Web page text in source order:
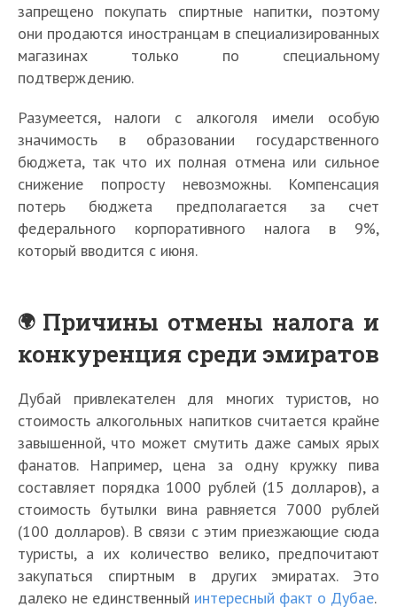
запрещено покупать спиртные напитки, поэтому
они продаются иностранцам в специализированных
магазинах только по специальному
подтверждению.
Разумеется, налоги с алкоголя имели особую
значимость в образовании государственного
бюджета, так что их полная отмена или сильное
снижение попросту невозможны. Компенсация
потерь бюджета предполагается за счет
федерального корпоративного налога в 9%,
который вводится с июня.
Причины отмены налога и
конкуренция среди эмиратов
Дубай привлекателен для многих туристов, но
стоимость алкогольных напитков считается крайне
завышенной, что может смутить даже самых ярых
фанатов. Например, цена за одну кружку пива
составляет порядка 1000 рублей (15 долларов), а
стоимость бутылки вина равняется 7000 рублей
(100 долларов). В связи с этим приезжающие сюда
туристы, а их количество велико, предпочитают
закупаться спиртным в других эмиратах. Это
далеко не единственный интересный факт о Дубае.